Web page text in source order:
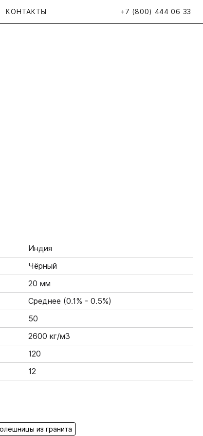
КОНТАКТЫ Открыть поиск
Просмотренные
+7 (800) 444 06 33
Индия
Чёрный
20 мм
Среднее (0.1% - 0.5%)
50
2600 кг/м3
120
12
из гранита